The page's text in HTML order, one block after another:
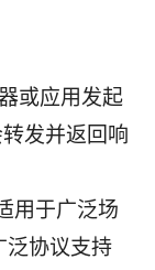
或应用发起
发并返回响
用于广泛场
泛协议支持